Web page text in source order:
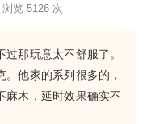
览 5126 次
那玩意太不舒服了。
他家的系列很多的，
麻木，延时效果确实不